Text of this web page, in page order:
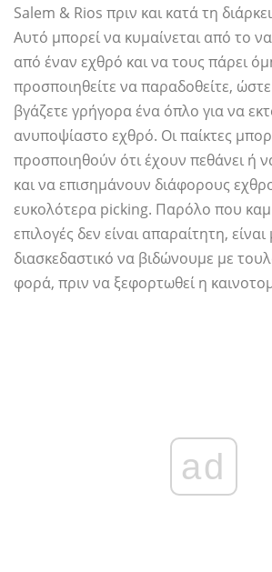
Salem & Rios πριν και κατά τη
Αυτό μπορεί να κυμαίνεται από το
από έναν εχθρό και να τους πάρει
προσποιηθείτε να παραδοθείτε,
βγάζετε γρήγορα ένα όπλο για να
ανυποψίαστο εχθρό. Οι παίκτες
προσποιηθούν ότι έχουν πεθάνει ή
και να επισημάνουν διάφορους
ευκολότερα picking. Παρόλο που
επιλογές δεν είναι απαραίτητη,
διασκεδαστικό να βιδώνουμε με
φορά, πριν να ξεφορτωθεί η
ad